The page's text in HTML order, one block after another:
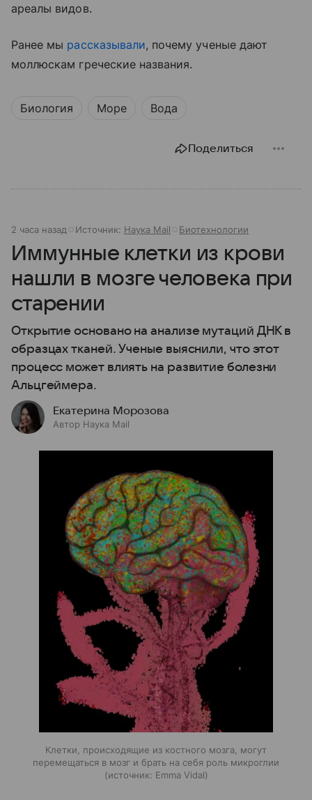
ареалы видов.
Ранее мы рассказывали, почему ученые дают
моллюскам греческие названия.
Биология Море Вода
Поделиться
2 часа назад Источник: Наука Mail Биотехнологии
Иммунные клетки из крови
нашли в мозге человека при
старении
Открытие основано на анализе мутаций ДНК в
образцах тканей. Ученые выяснили, что этот
процесс может влиять на развитие болезни
Альцгеймера.
Екатерина Морозова
Автор Наука Mail
Клетки, происходящие из костного мозга, могут
перемещаться в мозг и брать на себя роль микроглии
источник: Emma Vidal